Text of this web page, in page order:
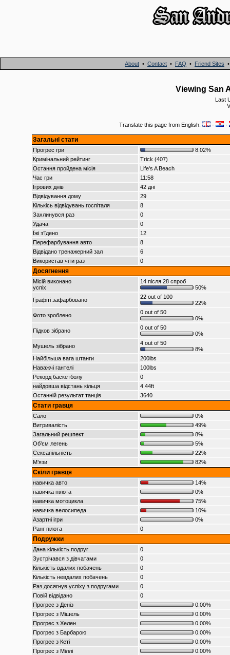
About • Contact • FAQ • Friend Sites
Viewing San
Last
Translate this page from English: · ·
Загальні стати
Прогрес гри
8.02%
Кримінальний рейтинг
Trick (407)
Остання пройдена місія
Life's A Beach
Час гри
11:58
Ігрових днів
42 дні
Відвідування дому
29
Кількісь відвідувань госпіталя
8
Захлинувся раз
0
Удача
0
Їжі з’їдено
12
Перефарбування авто
8
Відвідано тренажерний зал
6
Використав чіти раз
0
Досягнення
Місій виконано
успіх
14 після 28 спроб
50%
Графіті зафарбовано
22 out of 100
22%
Фото зроблено
0 out of 50
0%
Підков зібрано
0 out of 50
0%
Мушель зібрано
4 out of 50
8%
Найбільша вага штанги
200lbs
Наважчі гантелі
100lbs
Рекорд баскетболу
0
найдовша відстань кільця
4.44ft
Останній результат танців
3640
Стати гравця
Сало
0%
Витривалість
49%
Загальний решпект
8%
Об’єм легень
5%
Сексапільність
22%
М’язи
82%
Скіли гравця
навичка авто
14%
навичка пілота
0%
навичка мотоцикла
75%
навичка велосипеда
10%
Азартні ігри
0%
Ранг пілота
0
Подружки
Дана кількість подруг
0
Зустрічався з дівчатами
0
Кількість вдалих побачень
0
Кількість невдалих побачень
0
Раз досягнув успіху з подругами
0
Повій відвідано
0
Прогрес з Деніз
0.00%
Прогрес з Мішель
0.00%
Прогрес з Хелен
0.00%
Прогрес з Барбарою
0.00%
Прогрес з Кеті
0.00%
Прогрес з Міллі
0.00%